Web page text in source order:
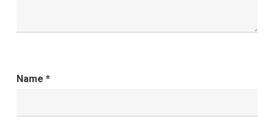
Name *